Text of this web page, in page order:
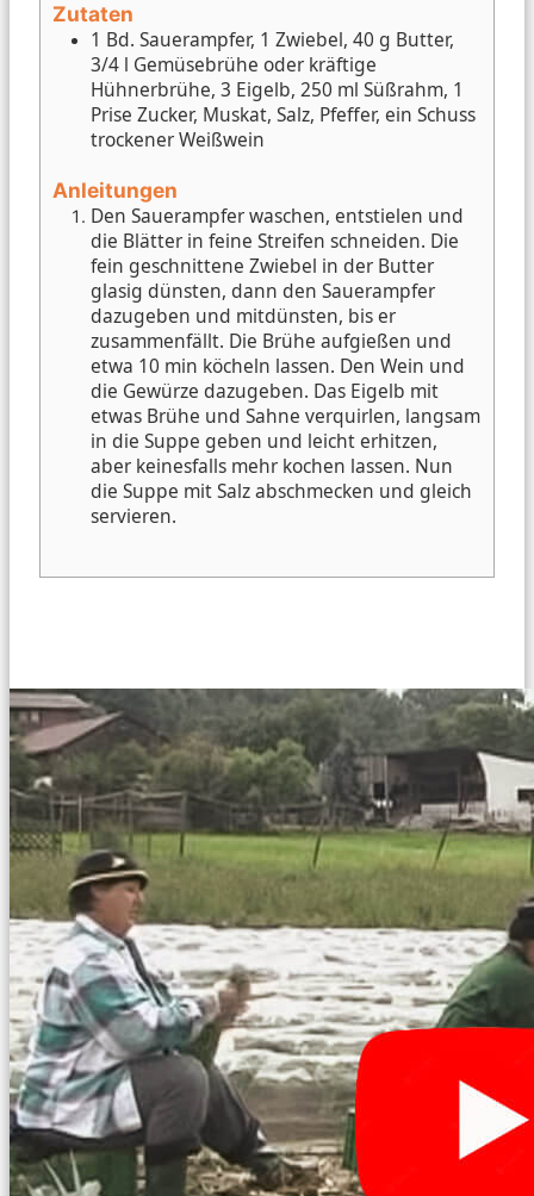
Zutaten
1 Bd. Sauerampfer, 1 Zwiebel, 40 g Butter,
3/4 l Gemüsebrühe oder kräftige
Hühnerbrühe, 3 Eigelb, 250 ml Süßrahm, 1
Prise Zucker, Muskat, Salz, Pfeffer, ein Schuss
trockener Weißwein
Anleitungen
Den Sauerampfer waschen, entstielen und
die Blätter in feine Streifen schneiden. Die
fein geschnittene Zwiebel in der Butter
glasig dünsten, dann den Sauerampfer
dazugeben und mitdünsten, bis er
zusammenfällt. Die Brühe aufgießen und
etwa 10 min köcheln lassen. Den Wein und
die Gewürze dazugeben. Das Eigelb mit
etwas Brühe und Sahne verquirlen, langsam
in die Suppe geben und leicht erhitzen,
aber keinesfalls mehr kochen lassen. Nun
die Suppe mit Salz abschmecken und gleich
servieren.